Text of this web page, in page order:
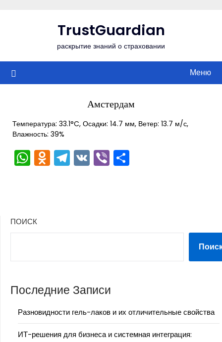
TrustGuardian
раскрытие знаний о страховании
Меню
Амстердам
Температура: 33.1°C, Осадки: 14.7 мм, Ветер: 13.7 м/с,
Влажность: 39%
WhatsApp
Odnoklassniki
Telegram
VKViber
ПОИСК
Последние Записи
Разновидности гель-лаков и их отличительные свойства
ИТ-решения для бизнеса и системная интеграция: